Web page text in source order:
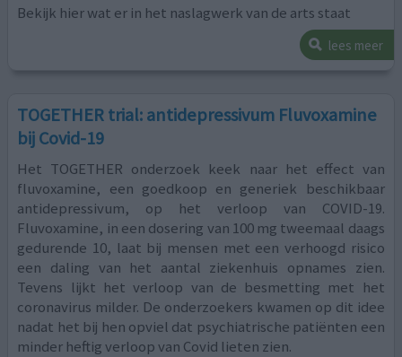
Bekijk hier wat er in het naslagwerk van de arts staat
lees meer
TOGETHER trial: antidepressivum Fluvoxamine
bij Covid-19
Het TOGETHER onderzoek keek naar het effect van
fluvoxamine, een goedkoop en generiek beschikbaar
antidepressivum, op het verloop van COVID-19.
Fluvoxamine, in een dosering van 100 mg tweemaal daags
gedurende 10, laat bij mensen met een verhoogd risico
een daling van het aantal ziekenhuis opnames zien.
Tevens lijkt het verloop van de besmetting met het
coronavirus milder. De onderzoekers kwamen op dit idee
nadat het bij hen opviel dat psychiatrische patiënten een
minder heftig verloop van Covid lieten zien.